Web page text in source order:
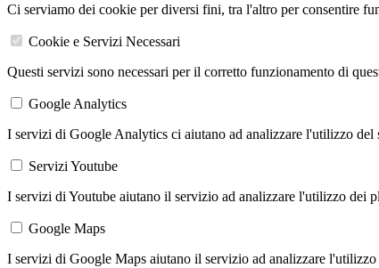
Ci serviamo dei cookie per diversi fini, tra l'altro per consentire
Cookie e Servizi Necessari
Questi servizi sono necessari per il corretto funzionamento di
Google Analytics
I servizi di Google Analytics ci aiutano ad analizzare l'utilizzo
Servizi Youtube
I servizi di Youtube aiutano il servizio ad analizzare l'utilizzo dei
Google Maps
I servizi di Google Maps aiutano il servizio ad analizzare